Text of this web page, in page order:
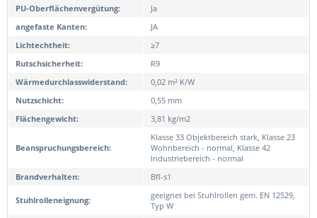
PU-Oberflächenvergütung:
Ja
angefaste Kanten:
JA
Lichtechtheit:
≥7
Rutschsicherheit:
R9
Wärmedurchlasswiderstand:
0,02 m² K/W
Nutzschicht:
0,55 mm
Flächengewicht:
3,81 kg/m2
Beanspruchungsbereich:
Klasse 33 Objektbereich stark, Klasse 23
Wohnbereich - normal, Klasse 42
Industriebereich - normal
Brandverhalten:
Bfl-s1
Stuhlrolleneignung:
geeignet bei Stuhlrollen gem. EN 12529,
Typ W